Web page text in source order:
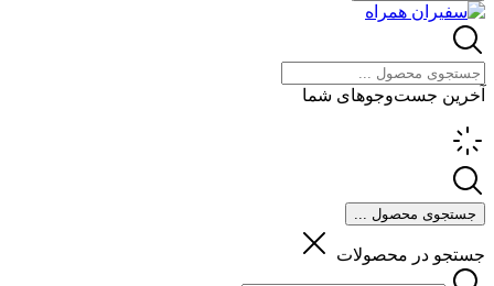
آخرین جست‌وجوهای شما
جستجوی محصول ...
جستجو در محصولات